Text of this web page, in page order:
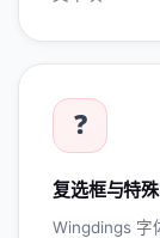
❓
复选框与特
Wingdings 字